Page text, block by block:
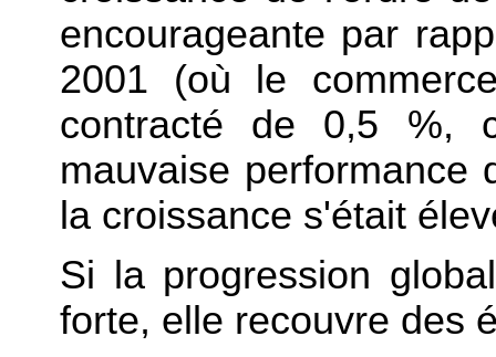
encourageante par
2001 (où le
contracté de 0,5 %,
mauvaise performance
la croissance s'était
Si la progression
forte, elle recouvre des